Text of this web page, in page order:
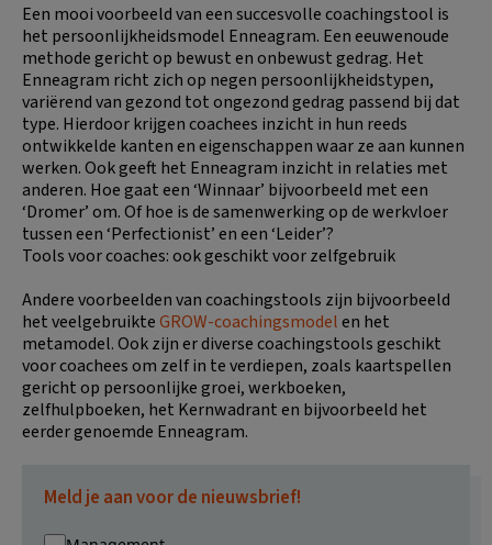
Een mooi voorbeeld van een succesvolle coachingstool is
het persoonlijkheidsmodel Enneagram. Een eeuwenoude
methode gericht op bewust en onbewust gedrag. Het
Enneagram richt zich op negen persoonlijkheidstypen,
variërend van gezond tot ongezond gedrag passend bij dat
type. Hierdoor krijgen coachees inzicht in hun reeds
ontwikkelde kanten en eigenschappen waar ze aan kunnen
werken. Ook geeft het Enneagram inzicht in relaties met
anderen. Hoe gaat een ‘Winnaar’ bijvoorbeeld met een
‘Dromer’ om. Of hoe is de samenwerking op de werkvloer
tussen een ‘Perfectionist’ en een ‘Leider’?
Tools voor coaches: ook geschikt voor zelfgebruik
Andere voorbeelden van coachingstools zijn bijvoorbeeld
het veelgebruikteGROW-coachingsmodelen het
metamodel. Ook zijn er diverse coachingstools geschikt
voor coachees om zelf in te verdiepen, zoals kaartspellen
gericht op persoonlijke groei, werkboeken,
zelfhulpboeken, het Kernwadrant en bijvoorbeeld het
eerder genoemde Enneagram.
Meld je aan voor de nieuwsbrief!